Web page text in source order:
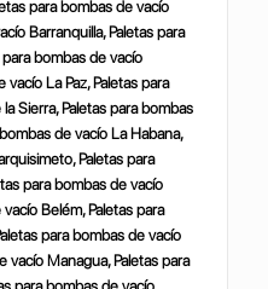
para bombas de vacío
Barranquilla, Paletas para
bombas de vacío
vacío La Paz, Paletas para
Sierra, Paletas para bombas
de vacío La Habana,
Paletas para
para bombas de vacío
Belém, Paletas para
para bombas de vacío
vacío Managua, Paletas para